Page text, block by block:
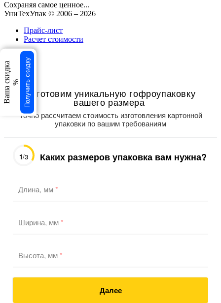
Сохраняя самое ценное...
УниТехУпак © 2006 – 2026
Прайс-лист
Расчет стоимости
свернуть
×
×
Изготовим уникальную гофроупаковку
вашего размера
Точно рассчитаем стоимость изготовления картонной
упаковки по вашим требованиям
1/3 Каких размеров упаковка вам нужна?
Длина, мм*
Ширина, мм*
Высота, мм*
Далее
Ваша скидка % Получить скидку